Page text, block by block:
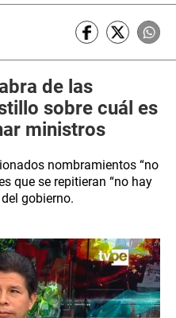
de las
sobre cuál es
ministros
nombramientos “no
que se repitieran “no hay
gobierno.